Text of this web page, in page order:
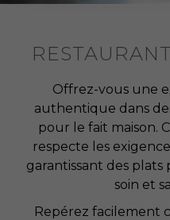
Offrez-vous une
authentique dans
pour le fait maison.
respecte les
garantissant des plats
soin et
Repérez facilement